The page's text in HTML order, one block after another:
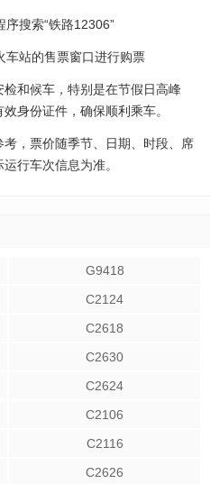
搜索“铁路12306”
车站的售票窗口进行购票
和候车，特别是在节假日高峰
身份证件，确保顺利乘车。
，票价随季节、日期、时段、席
行车次信息为准。
G9418
C2124
C2618
C2630
C2624
C2106
C2116
C2626